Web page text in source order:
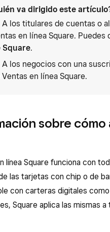
va dirigido este
A los titulares de cuentas o
en línea Square.
Square.
A los negocios con una
Ventas en línea Square.
sobre
línea Square funciona con
las tarjetas con chip o de
con carteras digitales
Square aplica las mismas